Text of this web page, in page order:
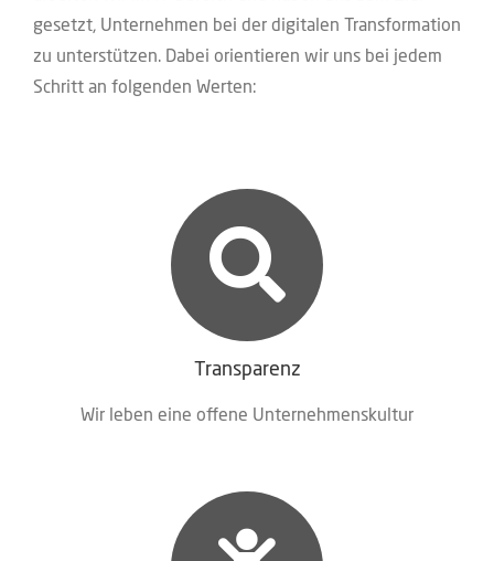
gesetzt, Unter­neh­men bei der digi­ta­len Trans­for­ma­ti­on
zu unter­stüt­zen. Dabei ori­en­tie­ren wir uns bei jedem
Schritt an fol­gen­den Werten:
Transparenz
Wir leben eine offe­ne Unternehmenskultur